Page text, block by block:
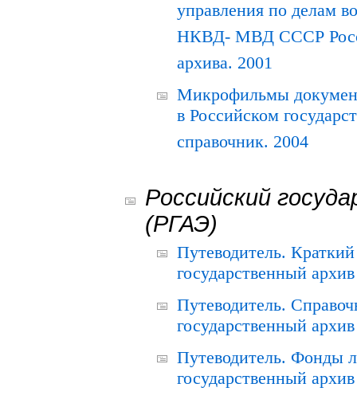
управления по делам
НКВД- МВД СССР
архива. 2001
Микрофильмы
в Российском
справочник. 2004
Российский
(РГАЭ)
Путеводитель.
государственный
Путеводитель.
государственный
Путеводитель. Фонды
государственный